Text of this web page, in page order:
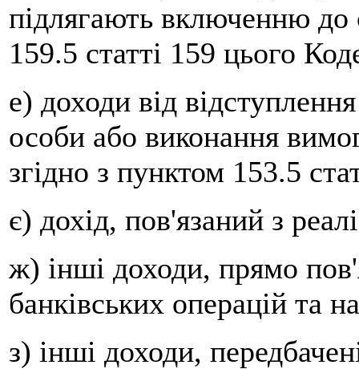
підлягають включенню до
159.5 статті 159 цього
е) доходи від
особи або виконання
згідно з пунктом 153.5
є) дохід, пов'язаний з
ж) інші доходи, прямо
банківських операцій та
з) інші доходи,